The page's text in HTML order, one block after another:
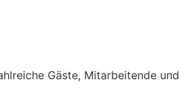
Gäste, Mitarbeitende